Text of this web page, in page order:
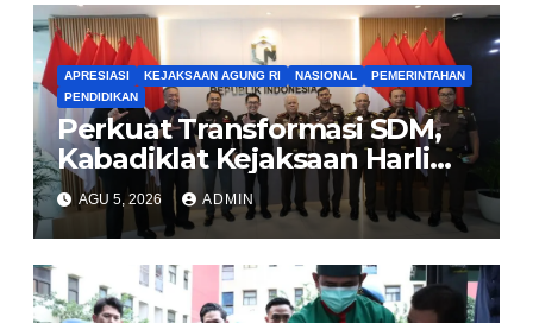
APRESIASI KEJAKSAAN AGUNG RI NASIONAL
PEMERINTAHAN
PENDIDIKAN
Perkuat Transformasi SDM,
Kabadiklat Kejaksaan Harli
Siregar Jalin Sinergi dengan
LAN RI
AGU 5, 2026 ADMIN